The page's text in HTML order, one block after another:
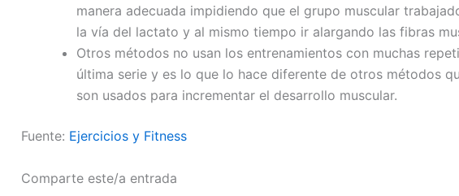
manera adecuada impidiendo que el grupo muscular
la vía del lactato y al mismo tiempo ir alargando las fibras
Otros métodos no usan los entrenamientos con muchas
última serie y es lo que lo hace diferente de otros métodos
son usados para incrementar el desarrollo muscular.
Fuente: Ejercicios y Fitness
Comparte este/a entrada